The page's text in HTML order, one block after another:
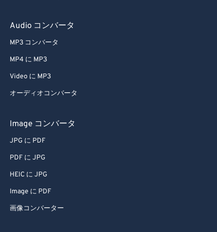
Audio コンバータ
MP3 コンバータ
MP4 に MP3
Video に MP3
オーディオコンバータ
Image コンバータ
JPG に PDF
PDF に JPG
HEIC に JPG
Image に PDF
画像コンバーター